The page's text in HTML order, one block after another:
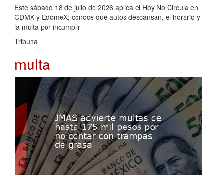
Este sábado 18 de julio de 2026 aplica el Hoy No Circula en
CDMX y EdomeX; conoce qué autos descansan, el horario y
la multa por incumplir
Tribuna
multa